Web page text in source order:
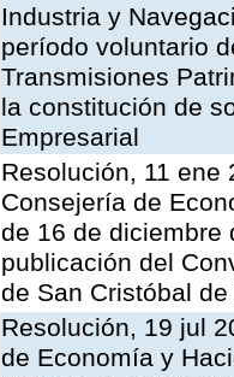
Industria y
período voluntario
Transmisiones
la constitución de
Empresarial
Resolución, 11 ene
Consejería de
de 16 de diciembre
publicación del
de San Cristóbal
Resolución, 19 jul
de Economía y